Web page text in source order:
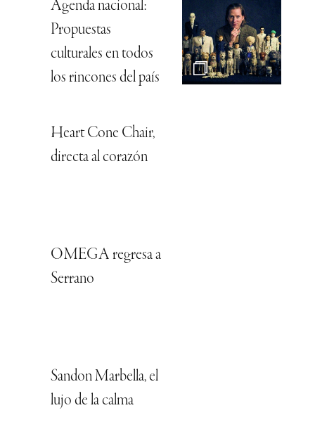
Agenda nacional:
Propuestas
culturales en todos
los rincones del país
Heart Cone Chair,
directa al corazón
OMEGA regresa a
Serrano
Sandon Marbella, el
lujo de la calma